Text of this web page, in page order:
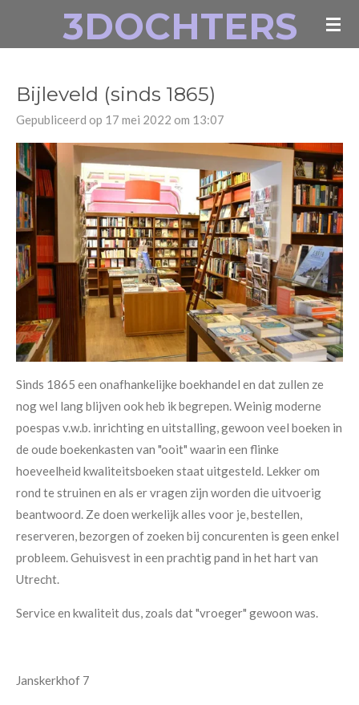
hoofdinhoud
3DOCHTERS
Bijleveld (sinds 1865)
Gepubliceerd op 17 mei 2022 om 13:07
Sinds 1865 een onafhankelijke boekhandel en dat zullen ze
nog wel lang blijven ook heb ik begrepen. Weinig moderne
poespas v.w.b. inrichting en uitstalling, gewoon veel boeken in
de oude boekenkasten van "ooit" waarin een flinke
hoeveelheid kwaliteitsboeken staat uitgesteld. Lekker om
rond te struinen en als er vragen zijn worden die uitvoerig
beantwoord. Ze doen werkelijk alles voor je, bestellen,
reserveren, bezorgen of zoeken bij concurenten is geen enkel
probleem. Gehuisvest in een prachtig pand in het hart van
Utrecht.
Service en kwaliteit dus, zoals dat "vroeger" gewoon was.
Janskerkhof 7